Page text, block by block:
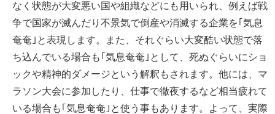
なく状態が大変悪い国や組織などにも用いられ、例えば戦
争で国家が滅んだり不景気で倒産や消滅する企業を｢気息
奄奄｣と表現します。また、それぐらい大変酷い状態で落
ち込んでいる場合も｢気息奄奄｣として、死ぬぐらいにショ
ックや精神的ダメージという解釈もされます。他には、マ
ラソン大会に参加したり、仕事で徹夜するなど相当疲れて
いる場合も｢気息奄奄｣と使う事もあります。よって、実際